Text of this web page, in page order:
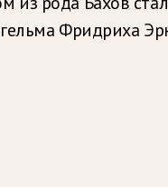
Фридриха